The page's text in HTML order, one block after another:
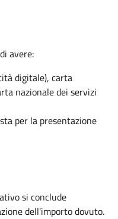
avere:
digitale), carta
nazionale dei servizi
per la presentazione
si conclude
dell'importo dovuto.